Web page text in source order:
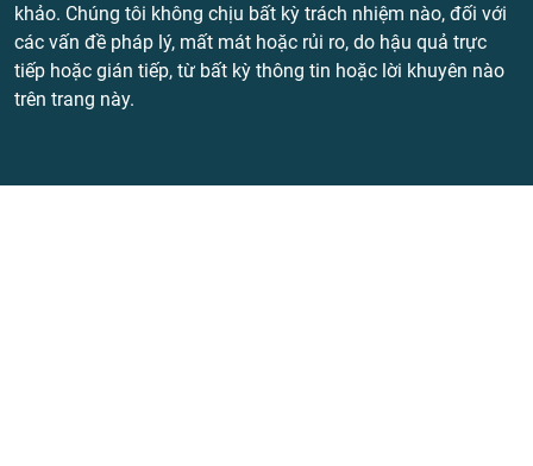
khảo. Chúng tôi không chịu bất kỳ trách nhiệm nào, đối với
các vấn đề pháp lý, mất mát hoặc rủi ro, do hậu quả trực
tiếp hoặc gián tiếp, từ bất kỳ thông tin hoặc lời khuyên nào
trên trang này.